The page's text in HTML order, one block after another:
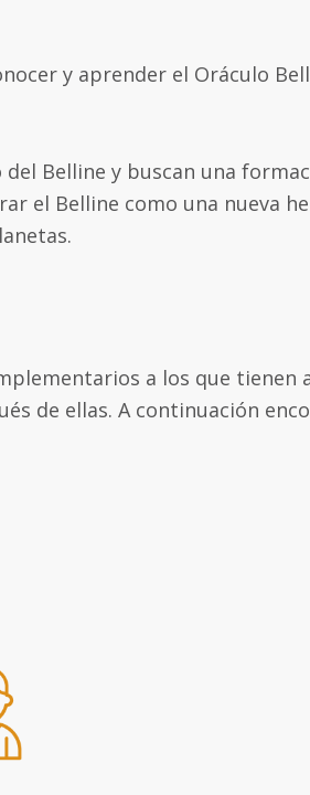
y aprender el Oráculo
Belline y buscan una
el Belline como una nueva
a los que
de ellas. A continuación